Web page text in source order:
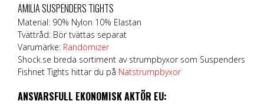
AMILIA SUSPENDERS TIGHTS
Material: 90% Nylon 10% Elastan
Tvättråd: Bör tvättas separat
Varumärke: Randomizer
Shock.se breda sortiment av strumpbyxor som Suspenders
Fishnet Tights hittar du på Nätstrumpbyxor
ANSVARSFULL EKONOMISK AKTÖR EU: